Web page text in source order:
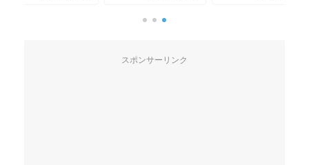
スポンサーリンク